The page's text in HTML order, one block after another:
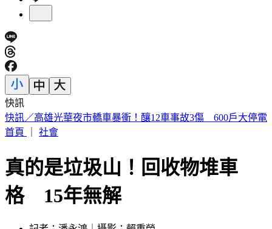
快訊
預告基本工資要漲了！賴清德喊話企業：有獲利替「員工加
薪」
真的是垃圾山！回收物堆車
格 15年無解